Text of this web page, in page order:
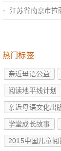
热门标签
亲近母语公益
阅读地平线计划
亲近母语文化出
学堂成长故事
2015中国儿童阅